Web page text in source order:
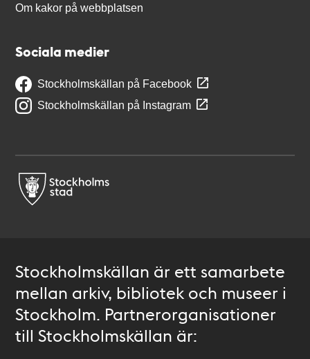
Om kakor på webbplatsen
Sociala medier
Stockholmskällan på Facebook
Stockholmskällan på Instagram
Stockholmskällan är ett samarbete
mellan arkiv, bibliotek och museer i
Stockholm. Partnerorganisationer
till Stockholmskällan är: